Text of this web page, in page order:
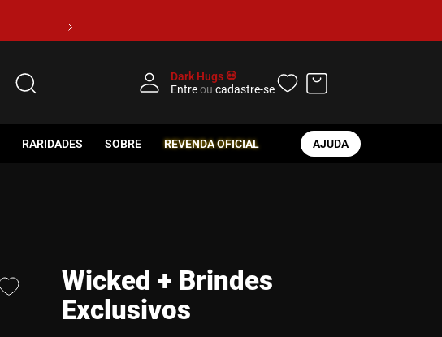
Dark Hugs 💀
Entreou cadastre-se
RARIDADES SOBRE REVENDA OFICIAL AJUDA
Wicked + Brindes
Exclusivos